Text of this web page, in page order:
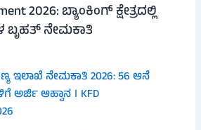
2026: ಬ್ಯಾಂಕಿಂಗ್ ಕ್ಷೇತ್ರದಲ್ಲಿ
ಬೃಹತ್ ನೇಮಕಾತಿ